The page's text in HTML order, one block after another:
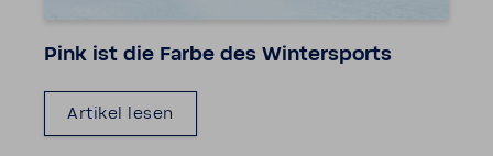
Pink ist die Farbe des Winter­sports
Artikel lesen